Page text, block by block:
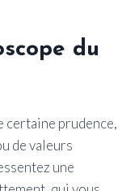
du
certaine prudence,
de valeurs
une